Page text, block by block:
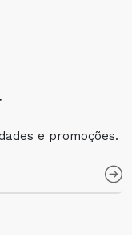
e promoções.